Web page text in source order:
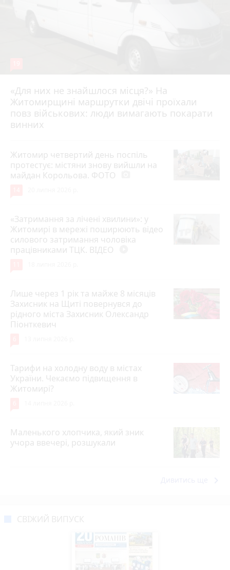
«Для них не знайшлося місця?» На
Житомирщині маршрутки двічі проїхали
повз військових: люди вимагають покарати
винних
17 липня 2026 р.
Житомир четвертий день поспіль
протестує: містяни знову вийшли на
майдан Корольова. ФОТО
«Затримання за лічені хвилини»: у
Житомирі в мережі поширюють відео
силового затримання чоловіка
працівниками ТЦК. ВІДЕО
Лише через 1 рік та майже 8 місяців
Захисник на Щиті повернувся до
рідного міста Захисник Олександр
Піонткевич
Тарифи на холодну воду в містах
України. Чекаємо підвищення в
Житомирі?
Маленького хлопчика, який зник
учора ввечері, розшукали